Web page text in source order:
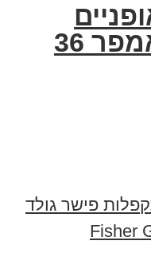
חשמליות 13 אמפר 36